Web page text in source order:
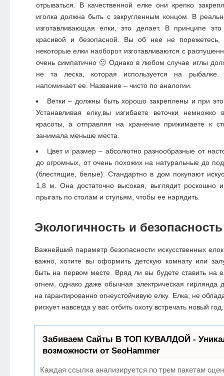
отрываться. В качественной елке они крепко
иголка должна быть с закругленным концом. В
изготавливающая елки, это делает. В принципе
красивой и безопасной. Вы об нее не порежетесь,
некоторые елки наоборот изготавливаются с
очень симпатично 🙂 Однако в любом случае иглы
не та леска, которая используется на
напоминает ее. Название – чисто по аналогии.
Ветки – должны быть хорошо закреплены и при
Устанавливая елку,вы изгибаете веточки
красоты, а отправляя на хранение прижимаете к
занимала меньше места.
Цвет и размер – абсолютно разнообразные от
до огромных, от очень похожих на натуральные до
(блестящие, белые). Стандартно в дом покупают
1,8 м. Она достаточно высокая, выглядит роскошно
прыгать по столам и стульям, чтобы ее нарядить.
Экологичность и безопасность
Важнейший параметр безопасности искусственных
важно, хотите вы оформить детскую комнату или
быть на первом месте. Вряд ли вы будете ставить на
огнем, однако даже обычная электрическая гирлянда
на гарантированно огнеустойчивую елку. Елка, не
рискует навсегда у вас отбить охоту встречать новый год.
Забиваем Сайты В ТОП КУВАЛДОЙ -
возможности от SeoHammer
Каждая ссылка анализируется по трем пакетам